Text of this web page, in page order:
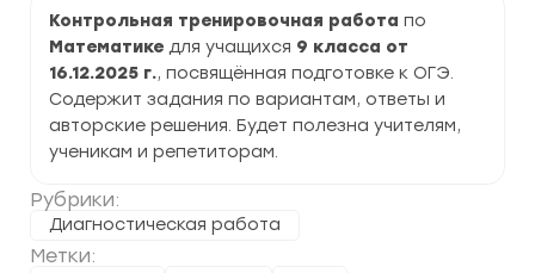
Контрольная тренировочная работа по
Математике для учащихся 9 класса от
16.12.2025 г., посвящённая подготовке к ОГЭ.
Содержит задания по вариантам, ответы и
авторские решения. Будет полезна учителям,
ученикам и репетиторам.
Рубрики:
Диагностическая работа
Метки:
и
ответы